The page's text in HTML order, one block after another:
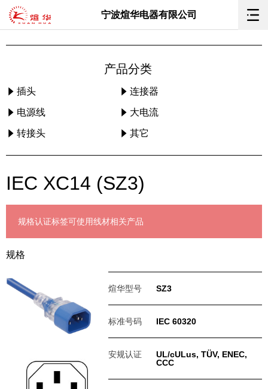
宁波煊华电器有限公司
产品分类
插头 连接器
电源线 大电流
转接头 其它
IEC XC14 (SZ3)
规格认证标签可使用线材相关产品
规格
煊华型号 SZ3
标准号码 IEC 60320
安规认证
UL/cULus, TÜV, ENEC,
CCC